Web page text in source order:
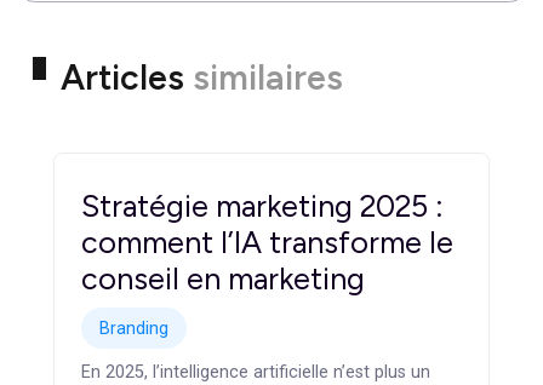
marque, nous sommes à votre écoute !
JE PRENDS RDV
Articles